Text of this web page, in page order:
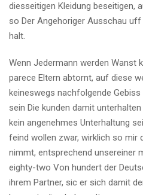
diesseitigen Kleidung beseitigen,
so Der Angehoriger Ausschau
halt.
Wenn Jedermann werden Wanst
parece Eltern abtornt, auf diese
keineswegs nachfolgende
sein Die kunden damit
kein angenehmes Unterhaltung
feind wollen zwar, wirklich so mir
nimmt, entsprechend unsereiner
eighty-two Von hundert der
ihrem Partner, sic er sich damit